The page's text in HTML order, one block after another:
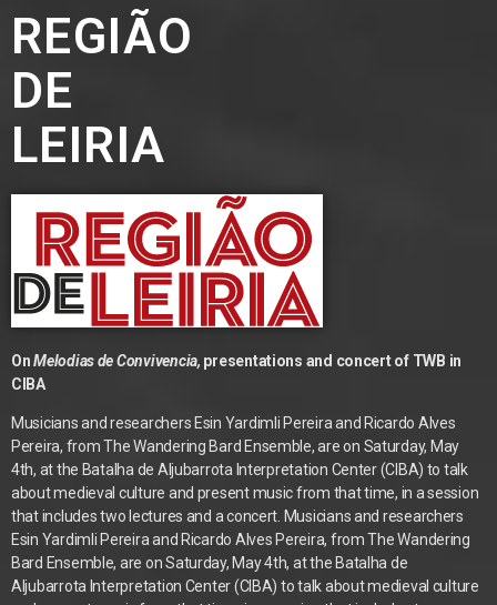
REGIÃO
DE
LEIRIA
OnMelodias de Convivencia, presentations and concert of TWB in
CIBA
Musicians and researchers Esin Yardimli Pereira and Ricardo Alves
Pereira, from The Wandering Bard Ensemble, are on Saturday, May
4th, at the Batalha de Aljubarrota Interpretation Center (CIBA) to talk
about medieval culture and present music from that time, in a session
that includes two lectures and a concert. Musicians and researchers
Esin Yardimli Pereira and Ricardo Alves Pereira, from The Wandering
Bard Ensemble, are on Saturday, May 4th, at the Batalha de
Aljubarrota Interpretation Center (CIBA) to talk about medieval culture